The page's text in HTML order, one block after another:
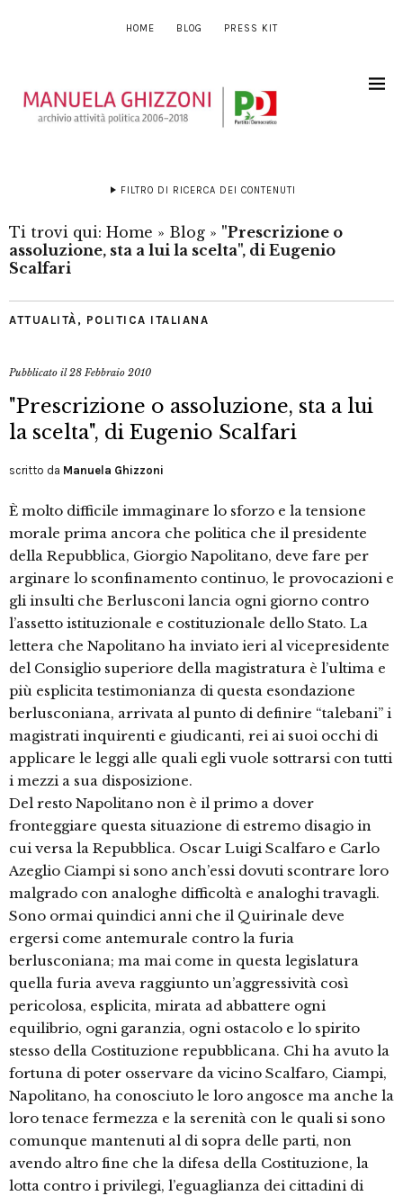
HOME BLOG PRESS KIT
FILTRO DI RICERCA DEI CONTENUTI
Ti trovi qui: Home » Blog » "Prescrizione o
assoluzione, sta a lui la scelta", di Eugenio
Scalfari
ATTUALITÀ , POLITICA ITALIANA
Pubblicato il28 Febbraio 2010
"Prescrizione o assoluzione, sta a lui
la scelta", di Eugenio Scalfari
scritto da Manuela Ghizzoni
È molto difficile immaginare lo sforzo e la tensione
morale prima ancora che politica che il presidente
della Repubblica, Giorgio Napolitano, deve fare per
arginare lo sconfinamento continuo, le provocazioni e
gli insulti che Berlusconi lancia ogni giorno contro
l’assetto istituzionale e costituzionale dello Stato. La
lettera che Napolitano ha inviato ieri al vicepresidente
del Consiglio superiore della magistratura è l’ultima e
più esplicita testimonianza di questa esondazione
berlusconiana, arrivata al punto di definire “talebani” i
magistrati inquirenti e giudicanti, rei ai suoi occhi di
applicare le leggi alle quali egli vuole sottrarsi con tutti
i mezzi a sua disposizione.
Del resto Napolitano non è il primo a dover
fronteggiare questa situazione di estremo disagio in
cui versa la Repubblica. Oscar Luigi Scalfaro e Carlo
Azeglio Ciampi si sono anch’essi dovuti scontrare loro
malgrado con analoghe difficoltà e analoghi travagli.
Sono ormai quindici anni che il Quirinale deve
ergersi come antemurale contro la furia
berlusconiana; ma mai come in questa legislatura
quella furia aveva raggiunto un’aggressività così
pericolosa, esplicita, mirata ad abbattere ogni
equilibrio, ogni garanzia, ogni ostacolo e lo spirito
stesso della Costituzione repubblicana. Chi ha avuto la
fortuna di poter osservare da vicino Scalfaro, Ciampi,
Napolitano, ha conosciuto le loro angosce ma anche la
loro tenace fermezza e la serenità con le quali si sono
comunque mantenuti al di sopra delle parti, non
avendo altro fine che la difesa della Costituzione, la
lotta contro i privilegi, l’eguaglianza dei cittadini di